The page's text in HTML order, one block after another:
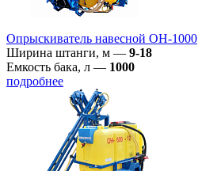
Опрыскиватель навесной ОН-1000
Ширина штанги, м — 9-18
Емкость бака, л — 1000
подробнее